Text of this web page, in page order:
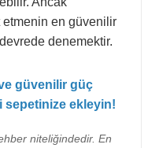
en güvenilir
denemektir.
güvenilir güç
sepetinize ekleyin!
niteliğindedir. En